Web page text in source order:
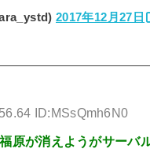
2017年12月27日
ID:MSsQmh6N0
原が消えようがサーバ